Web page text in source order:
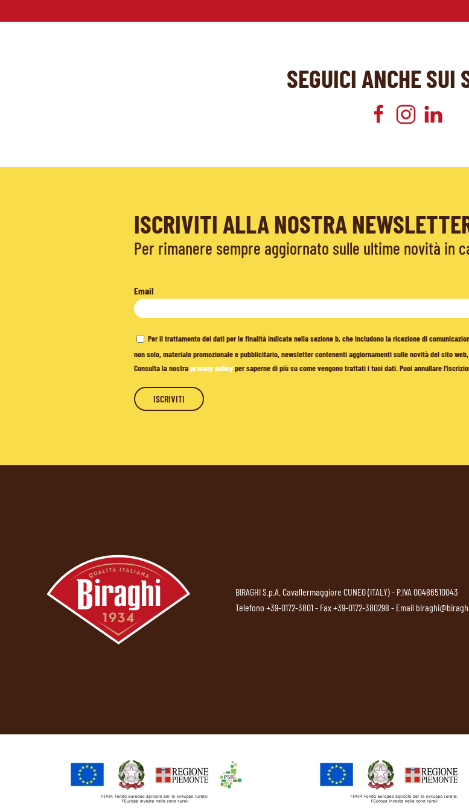
SEGUICI ANCHE SUI
ISCRIVITI ALLA NOSTRA
Per rimanere sempre aggiornato sulle ultime novità in
Email
Per il trattamento dei dati per le finalità indicate nella sezione b, che includono la ricezione di
non solo, materiale promozionale e pubblicitario, newsletter contenenti aggiornamenti sulle novità del sito
Consulta la nostraprivacy policyper saperne di più su come vengono trattati i tuoi dati. Puoi annullare
BIRAGHI S.p.A. Cavallermaggiore CUNEO (ITALY) - P.IVA 00486510043
Telefono +39-0172-3801- Fax +39-0172-380298 - Email